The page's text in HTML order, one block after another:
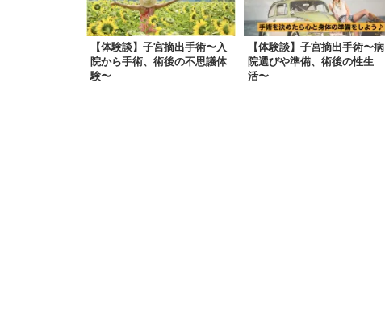
【体験談】子宮摘出手術〜入
院から手術、術後の不思議体
験〜
【体験談】子宮摘出手術〜病
院選びや準備、術後の性生
活〜